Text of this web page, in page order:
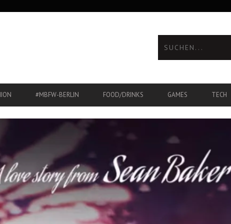
#MBFW-BERLIN FOOD/DRINKS GAMES TECH